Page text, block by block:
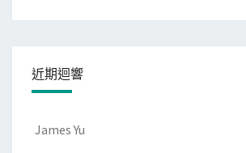
近期迴響
James Yu